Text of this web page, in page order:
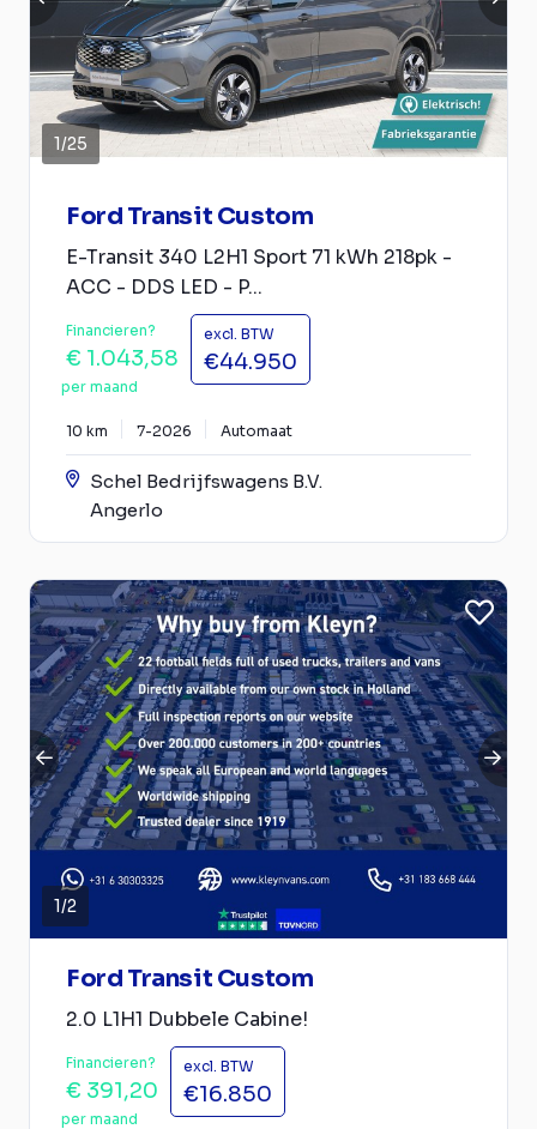
1/25
Ford Transit Custom
E-Transit 340 L2H1 Sport 71 kWh 218pk -
ACC - DDS LED - P...
Financieren?
€ 1.043,58
per maand
excl. BTW
€44.950
10 km 7-2026 Automaat
Schel Bedrijfswagens B.V.
Angerlo
1/2
Ford Transit Custom
2.0 L1H1 Dubbele Cabine!
Financieren?
€ 391,20
per maand
excl. BTW
€16.850